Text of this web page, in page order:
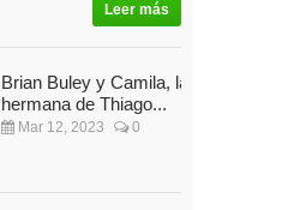
Leer más
Brian Buley y Camila, la
hermana de Thiago...
Mar 12, 2023 0